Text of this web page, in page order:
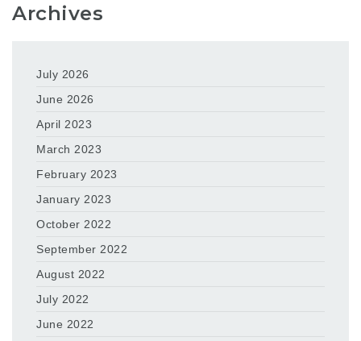
Archives
July 2026
June 2026
April 2023
March 2023
February 2023
January 2023
October 2022
September 2022
August 2022
July 2022
June 2022